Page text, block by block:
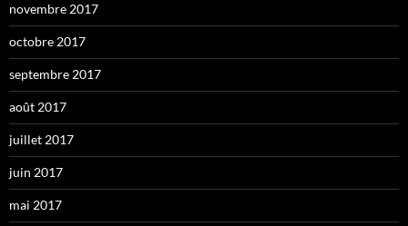
novembre 2017
octobre 2017
septembre 2017
août 2017
juillet 2017
juin 2017
mai 2017